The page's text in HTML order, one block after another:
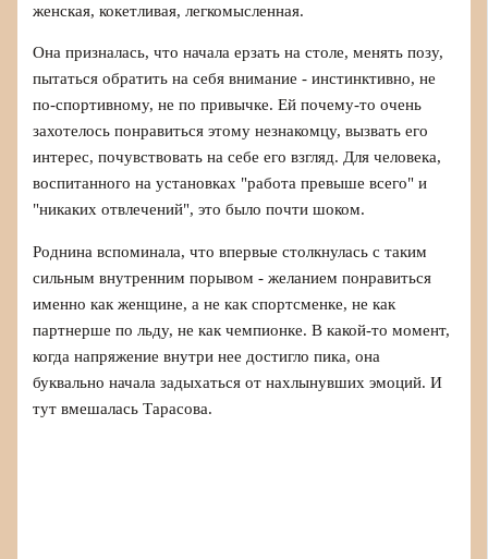
женская, кокетливая, легкомысленная.
Она призналась, что начала ерзать на столе, менять позу,
пытаться обратить на себя внимание - инстинктивно, не
по-спортивному, не по привычке. Ей почему-то очень
захотелось понравиться этому незнакомцу, вызвать его
интерес, почувствовать на себе его взгляд. Для человека,
воспитанного на установках "работа превыше всего" и
"никаких отвлечений", это было почти шоком.
Роднина вспоминала, что впервые столкнулась с таким
сильным внутренним порывом - желанием понравиться
именно как женщине, а не как спортсменке, не как
партнерше по льду, не как чемпионке. В какой-то момент,
когда напряжение внутри нее достигло пика, она
буквально начала задыхаться от нахлынувших эмоций. И
тут вмешалась Тарасова.